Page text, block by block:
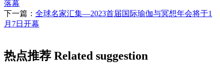
落幕
下一篇： 全球名家汇集—2023首届国际瑜伽与冥想年会将于1
月7日开幕
热点推荐 Related suggestion